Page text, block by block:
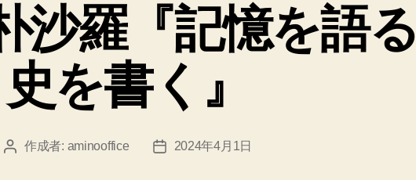
ー
沙羅『記憶を語
史を書く』
投 作成者: aminooffice
投
2024年4月1日